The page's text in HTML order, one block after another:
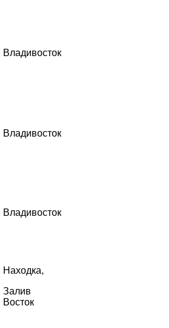
Владивосток
Владивосток
Владивосток
Находка,
Залив
Восток